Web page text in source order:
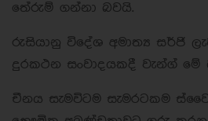
තේරුම් ගන්නා බවයි.
රුසියානු විදේශ අමාත්‍ය සර්ජි
දුරකථන සංවාදයකදී වැන්ග් මේ
චීනය සැමවිටම සැමරටකම